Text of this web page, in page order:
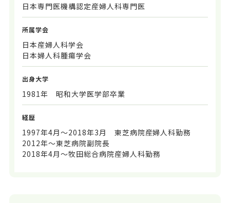
日本専門医機構認定産婦人科専門医
所属学会
日本産婦人科学会
日本婦人科腫瘍学会
出身大学
1981年 昭和大学医学部卒業
経歴
1997年4月～2018年3月 東芝病院産婦人科勤務
2012年～東芝病院副院長
2018年4月～牧田総合病院産婦人科勤務